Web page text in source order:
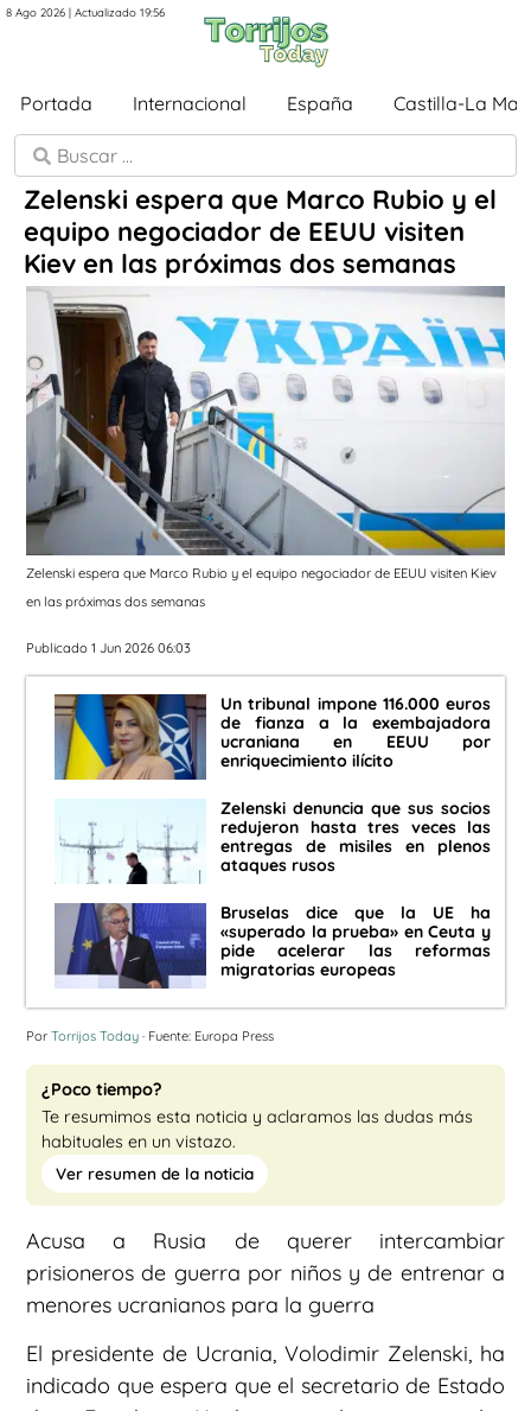
8 Ago 2026 | Actualizado 19:56
Portada Internacional España Castilla-La
Zelenski espera que Marco Rubio y el
equipo negociador de EEUU visiten
Kiev en las próximas dos semanas
Zelenski espera que Marco Rubio y el equipo negociador de EEUU visiten Kiev
en las próximas dos semanas
Publicado 1 Jun 2026 06:03
Un tribunal impone 116.000 euros
de fianza a la exembajadora
ucraniana en EEUU por
enriquecimiento ilícito
Zelenski denuncia que sus socios
redujeron hasta tres veces las
entregas de misiles en plenos
ataques rusos
Bruselas dice que la UE ha
«superado la prueba» en Ceuta y
pide acelerar las reformas
migratorias europeas
Por Torrijos Today · Fuente: Europa Press
¿Poco tiempo?
Te resumimos esta noticia y aclaramos las dudas más
habituales en un vistazo.
Ver resumen de la noticia
Acusa a Rusia de querer intercambiar
prisioneros de guerra por niños y de entrenar a
menores ucranianos para la guerra
El presidente de Ucrania, Volodimir Zelenski, ha
indicado que espera que el secretario de Estado